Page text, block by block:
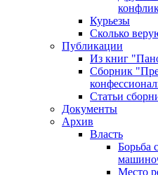
Курьезы
Сколько
Публикации
Из книг
Сборник
Статьи
Документы
Архив
Власть
Борьба
Место